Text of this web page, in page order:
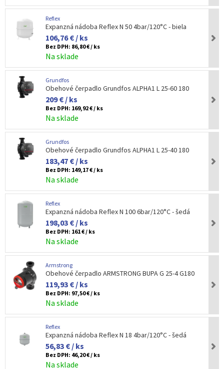
Reflex
Expanzná nádoba Reflex N 50 4bar/120°C - biela
106,76 € / ks
Bez DPH: 86,80 € / ks
Na sklade
Grundfos
Obehové čerpadlo Grundfos ALPHA1 L 25-60 180
209 € / ks
Bez DPH: 169,92 € / ks
Na sklade
Grundfos
Obehové čerpadlo Grundfos ALPHA1 L 25-40 180
183,47 € / ks
Bez DPH: 149,17 € / ks
Na sklade
Reflex
Expanzná nádoba Reflex N 100 6bar/120°C - šedá
198,03 € / ks
Bez DPH: 161 € / ks
Na sklade
Armstrong
Obehové čerpadlo ARMSTRONG BUPA G 25-4 G180
119,93 € / ks
Bez DPH: 97,50 € / ks
Na sklade
Reflex
Expanzná nádoba Reflex N 18 4bar/120°C - šedá
56,83 € / ks
Bez DPH: 46,20 € / ks
Na sklade